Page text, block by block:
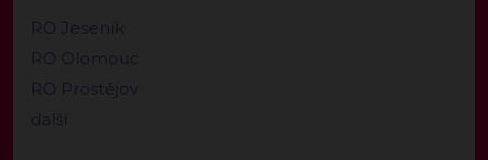
RO Jeseník
RO Olomouc
RO Prostějov
další